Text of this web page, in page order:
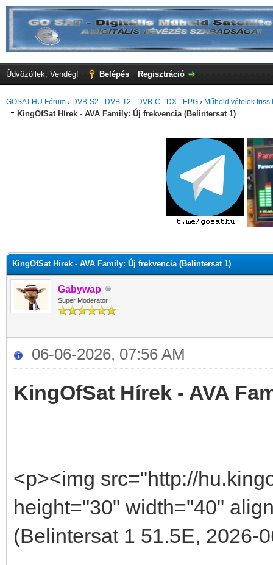
Üdvözöllek, Vendég! Belépés Regisztráció
GOSAT.HU Fórum › DVB-S2 - DVB-T2 - DVB-C - DX - EPG › Műhold vételek friss
KingOfSat Hírek - AVA Family: Új frekvencia (Belintersat 1)
KingOfSat Hírek - AVA Family: Új frekvencia (Belintersat 1)
Gabywap
Super Moderator
06-06-2026, 07:56 AM
KingOfSat Hírek - AVA
<p><img src="http://
height="30" width="40"
(Belintersat 1 51.5E, 2026-